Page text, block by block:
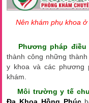
Nên khám phụ khoa
Phương pháp
thành công những
y khoa và các phương
khám.
Môi trường y tế